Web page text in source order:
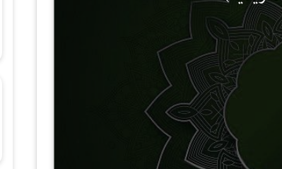
شەرحی هۆنراوەی (الجزرية)
زانستی قیرائات
وانەکانی تەجوید